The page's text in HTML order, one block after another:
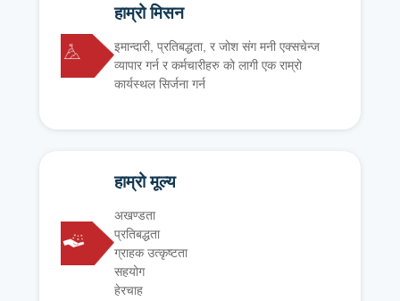
हाम्रो मिसन
इमान्दारी, प्रतिबद्धता, र जोश संग मनी एक्सचेन्ज
व्यापार गर्न र कर्मचारीहरु को लागी एक राम्रो
कार्यस्थल सिर्जना गर्न
हाम्रो मूल्य
अखण्डता
प्रतिबद्धता
ग्राहक उत्कृष्टता
सहयोग
हेरचाह